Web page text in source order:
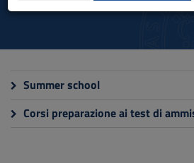
to
Go
Footer
Summer school
Corsi preparazione ai test di